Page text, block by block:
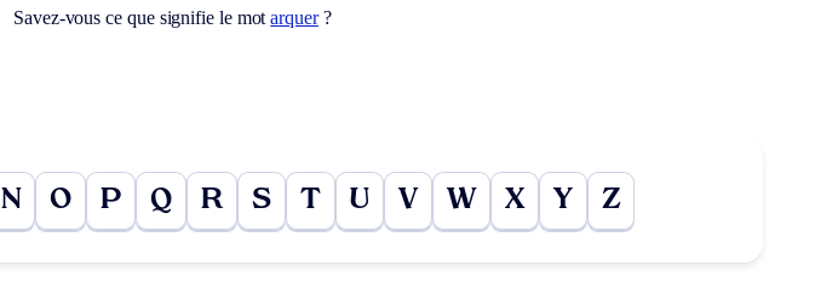
Savez-vous ce que signifie le motarquer?
N O P Q R S T U V W X Y Z